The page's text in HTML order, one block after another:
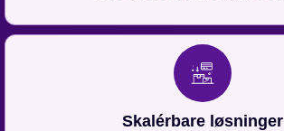
Skalérbare løsninger